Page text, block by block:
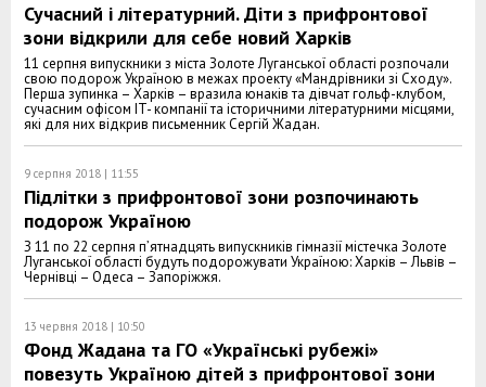
Сучасний і літературний. Діти з прифронтової
зони відкрили для себе новий Харків
11 серпня випускники з міста Золоте Луганської області розпочали
свою подорож Україною в межах проекту «Мандрівники зі Сходу».
Перша зупинка – Харків – вразила юнаків та дівчат гольф-клубом,
сучасним офісом IT- компанії та історичними літературними місцями,
які для них відкрив письменник Сергій Жадан.
9 серпня 2018 | 11:55
Підлітки з прифронтової зони розпочинають
подорож Україною
З 11 по 22 серпня п’ятнадцять випускників гімназії містечка Золоте
Луганської області будуть подорожувати Україною: Харків – Львів –
Чернівці – Одеса – Запоріжжя.
13 червня 2018 | 10:50
Фонд Жадана та ГО «Українські рубежі»
повезуть Україною дітей з прифронтової зони